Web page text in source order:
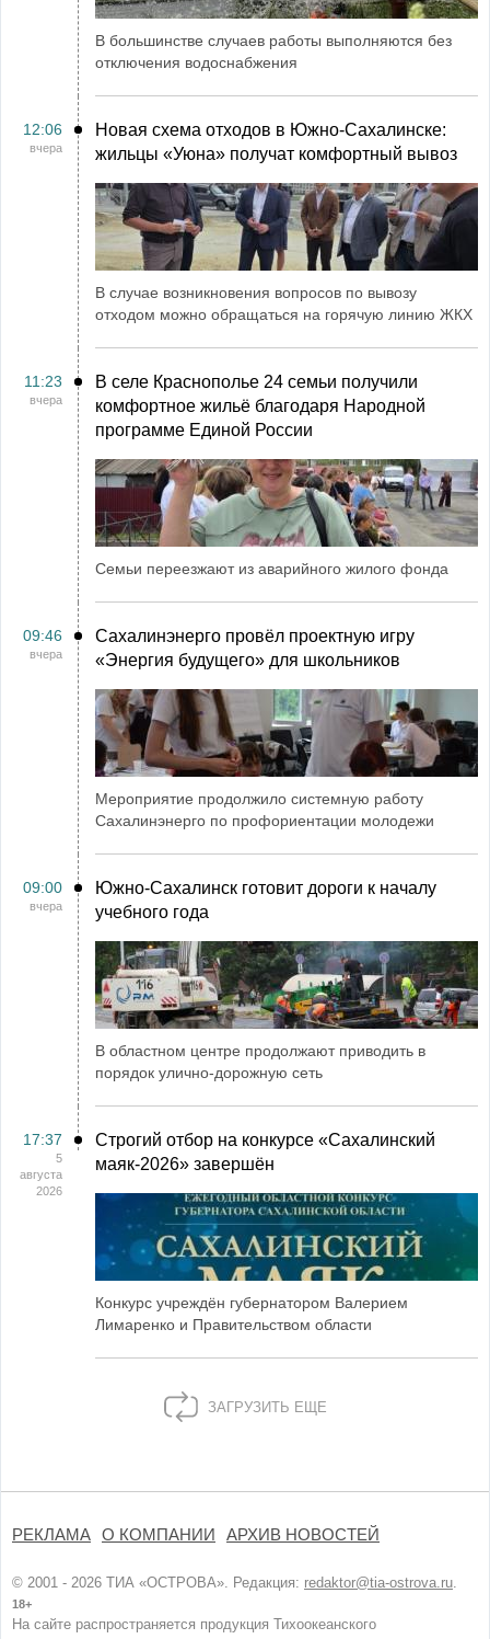
В большинстве случаев работы выполняются без
отключения водоснабжения
12:06
вчера
Новая схема отходов в Южно-Сахалинске:
жильцы «Уюна» получат комфортный вывоз
В случае возникновения вопросов по вывозу
отходом можно обращаться на горячую линию ЖКХ
11:23
вчера
В селе Краснополье 24 семьи получили
комфортное жильё благодаря Народной
программе Единой России
Семьи переезжают из аварийного жилого фонда
09:46
вчера
Сахалинэнерго провёл проектную игру
«Энергия будущего» для школьников
Мероприятие продолжило системную работу
Сахалинэнерго по профориентации молодежи
09:00
вчера
Южно-Сахалинск готовит дороги к началу
учебного года
В областном центре продолжают приводить в
порядок улично-дорожную сеть
17:37
5
августа
2026
Строгий отбор на конкурсе «Сахалинский
маяк‑2026» завершён
Конкурс учреждён губернатором Валерием
Лимаренко и Правительством области
ЗАГРУЗИТЬ ЕЩЕ
РЕКЛАМА О КОМПАНИИ АРХИВ НОВОСТЕЙ
© 2001 - 2026 ТИА «ОСТРОВА». Редакция: redaktor@tia-ostrova.ru.
18+
На сайте распространяется продукция Тихоокеанского